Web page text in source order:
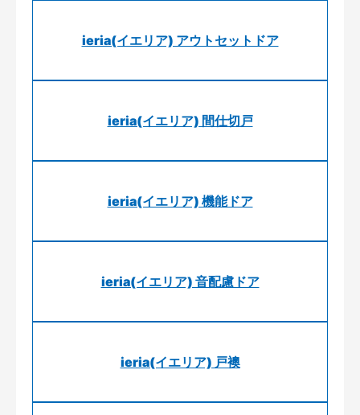
ieria(イエリア) アウトセットドア
ieria(イエリア) 間仕切戸
ieria(イエリア) 機能ドア
ieria(イエリア) 音配慮ドア
ieria(イエリア) 戸襖